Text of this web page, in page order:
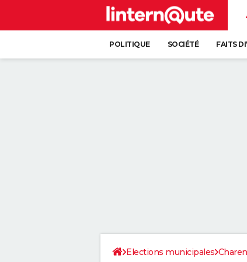
POLITIQUE SOCIÉTÉ FAITS
Elections municipales